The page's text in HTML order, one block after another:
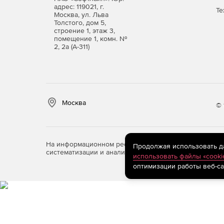
Ускорение согласования планов на
Упрощение процедур согласования ПСД.
Оценка и снижение себестоимости
Бесшовная интеграция в любую
Готовность системы к работе сразу после
адрес: 119021, г.
Москва, ул. Льва
Толстого, дом 5,
строение 1, этаж 3,
помещение 1, комн. №
2, 2а (А-311)
Москва ©
На информационном ресурсе store.softline.ru
систематизации и анализа сведений, относящихся
Продолжая использовать
использовать файлы
оптимизации работы веб-